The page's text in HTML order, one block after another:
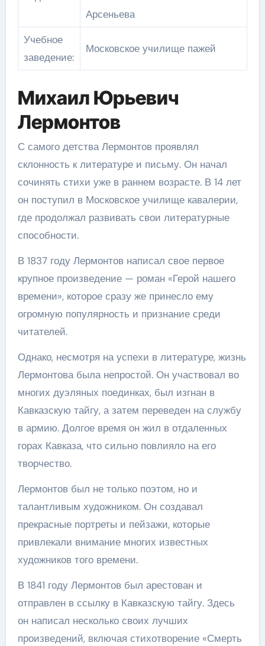
Арсеньева
Учебное
заведение:
Московское училище пажей
Михаил Юрьевич
Лермонтов
С самого детства Лермонтов проявлял
склонность к литературе и письму. Он начал
сочинять стихи уже в раннем возрасте. В 14 лет
он поступил в Московское училище кавалерии,
где продолжал развивать свои литературные
способности.
В 1837 году Лермонтов написал свое первое
крупное произведение — роман «Герой нашего
времени», которое сразу же принесло ему
огромную популярность и признание среди
читателей.
Однако, несмотря на успехи в литературе, жизнь
Лермонтова была непростой. Он участвовал во
многих дуэляных поединках, был изгнан в
Кавказскую тайгу, а затем переведен на службу
в армию. Долгое время он жил в отдаленных
горах Кавказа, что сильно повлияло на его
творчество.
Лермонтов был не только поэтом, но и
талантливым художником. Он создавал
прекрасные портреты и пейзажи, которые
привлекали внимание многих известных
художников того времени.
В 1841 году Лермонтов был арестован и
отправлен в ссылку в Кавказскую тайгу. Здесь
он написал несколько своих лучших
произведений, включая стихотворение «Смерть